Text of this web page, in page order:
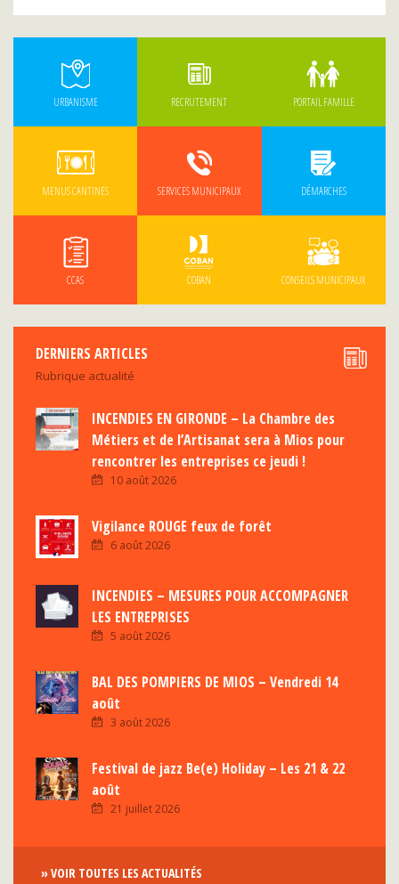
URBANISME RECRUTEMENT PORTAIL FAMILLE
MENUS CANTINES SERVICES MUNICIPAUX DÉMARCHES
CCAS COBAN CONSEILS MUNICIPAUX
DERNIERS ARTICLES
Rubrique actualité
INCENDIES EN GIRONDE – La Chambre des
Métiers et de l’Artisanat sera à Mios pour
rencontrer les entreprises ce jeudi !
10 août 2026
Vigilance ROUGE feux de forêt
6 août 2026
INCENDIES – MESURES POUR ACCOMPAGNER
LES ENTREPRISES
5 août 2026
BAL DES POMPIERS DE MIOS – Vendredi 14
août
3 août 2026
Festival de jazz Be(e) Holiday – Les 21 & 22
août
21 juillet 2026
» VOIR TOUTES LES ACTUALITÉS